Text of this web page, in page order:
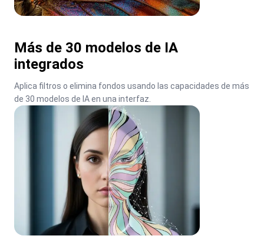
Más de 30 modelos de IA
integrados
Aplica filtros o elimina fondos usando las capacidades de más
de 30 modelos de IA en una interfaz.